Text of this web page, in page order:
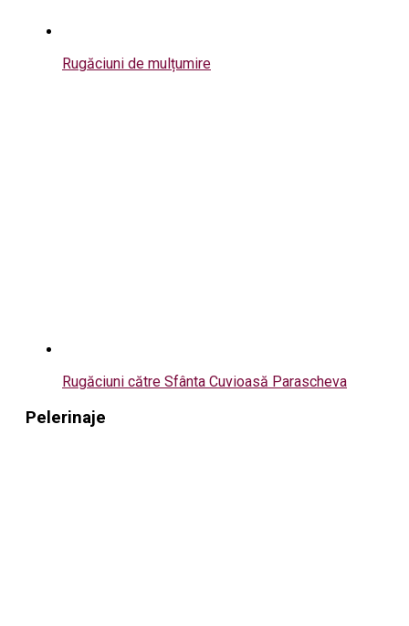
Rugăciuni de mulțumire
Rugăciuni către Sfânta Cuvioasă Parascheva
Pelerinaje